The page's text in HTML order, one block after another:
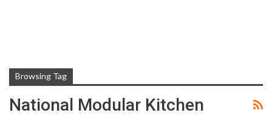
Browsing Tag
National Modular Kitchen